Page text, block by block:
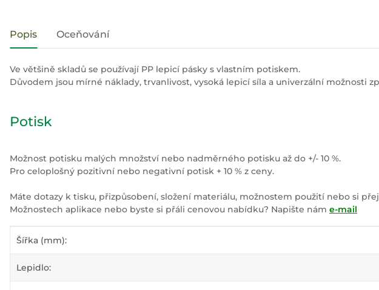
Popis Oceňování
Ve většině skladů se používají PP lepicí pásky s vlastním potiskem.
Důvodem jsou mírné náklady, trvanlivost, vysoká lepicí síla a univerzální možnosti
Potisk
Možnost potisku malých množství nebo nadměrného potisku až do +/- 10 %.
Pro celoplošný pozitivní nebo negativní potisk + 10 % z ceny.
Máte dotazy k tisku, přizpůsobení, složení materiálu, možnostem použití nebo si
Možnostech aplikace nebo byste si přáli cenovou nabídku? Napište nám e-mail
#productDetails.itemInformation#
#productDetails.itemValue#
Šířka (mm):
Lepidlo: